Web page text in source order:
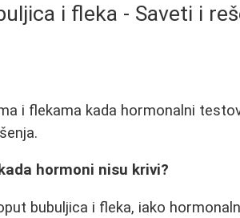
i fleka - Saveti i
i flekama kada hormonalni
hormoni nisu krivi?
bubuljica i fleka, iako